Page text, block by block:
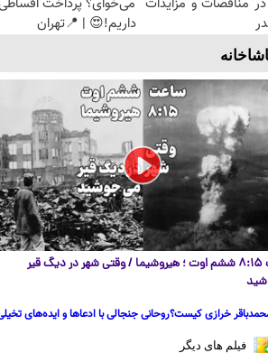
داریم!😍 | 📍تهران
ساعت ۸:۱۵ ششم اوت ؛ هیروشیما / وقتی شهر در دیگ قیر
خرازی کیست؟روحانی جنجالی با ادعاها و ایده‌های
فیلم های دیگر